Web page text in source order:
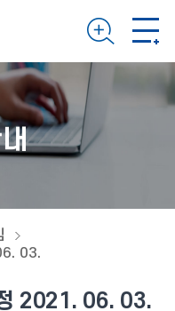
03.
2021. 06. 03.